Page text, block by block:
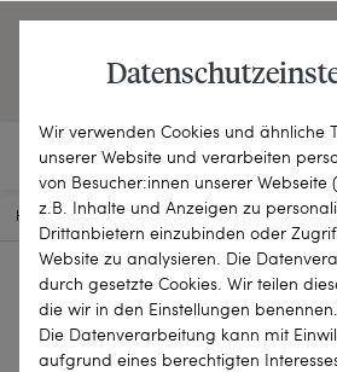
OPEN ENGLISH
HOME SCHMUCKSTÜCKE KETTEN &
Wir verwenden Cookies und ähnliche
unserer Website und verarbeiten
von Besucher:innen unserer Webseite
z.B. Inhalte und Anzeigen zu
Drittanbietern einzubinden oder
Website zu analysieren. Die
durch gesetzte Cookies. Wir teilen
die wir in den Einstellungen benennen.
Die Datenverarbeitung kann mit
aufgrund eines berechtigten